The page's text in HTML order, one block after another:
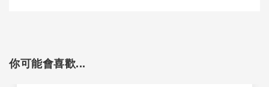
你可能會喜歡...